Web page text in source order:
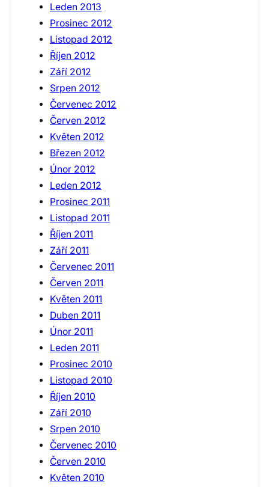
Leden 2013
Prosinec 2012
Listopad 2012
Říjen 2012
Září 2012
Srpen 2012
Červenec 2012
Červen 2012
Květen 2012
Březen 2012
Únor 2012
Leden 2012
Prosinec 2011
Listopad 2011
Říjen 2011
Září 2011
Červenec 2011
Červen 2011
Květen 2011
Duben 2011
Únor 2011
Leden 2011
Prosinec 2010
Listopad 2010
Říjen 2010
Září 2010
Srpen 2010
Červenec 2010
Červen 2010
Květen 2010